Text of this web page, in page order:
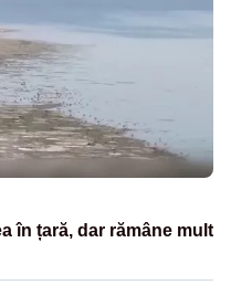
în țară, dar rămâne mult